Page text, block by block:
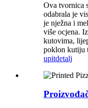
Ova tvornica
odabrala je
je nježna i
više ocjena.
kutovima,
poklon kutiju
upitdetalj